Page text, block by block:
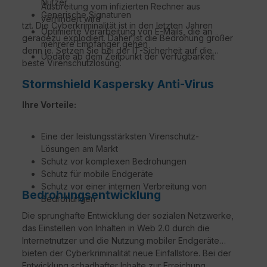
Nutzer
Generische Signaturen
Ausbreitung vom infizierten Rechner aus
verhindert wird
Optimierte Verarbeitung von E-Mails, die an
mehrere Empfänger gehen
Update ab dem Zeitpunkt der Verfügbarkeit
tzt. Die Cyberkriminalität ist in den letzten Jahren
geradezu explodiert. Daher ist die Bedrohung größer
denn je. Setzen Sie bei der IT-Sicherheit auf die
beste Virenschutzlösung.
Stormshield Kaspersky Anti-Virus
Ihre Vorteile:
Eine der leistungsstärksten Virenschutz-
Lösungen am Markt
Schutz vor komplexen Bedrohungen
Schutz für mobile Endgeräte
Schutz vor einer internen Verbreitung von
Bedrohungen
Bedrohungsentwicklung
Die sprunghafte Entwicklung der sozialen Netzwerke,
das Einstellen von Inhalten in Web 2.0 durch die
Internetnutzer und die Nutzung mobiler Endgeräte
bieten der Cyberkriminalität neue Einfallstore. Bei der